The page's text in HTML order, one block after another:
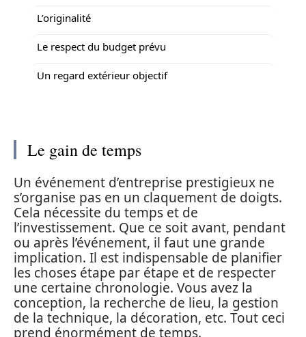
L’originalité
Le respect du budget prévu
Un regard extérieur objectif
Le gain de temps
Un événement d’entreprise prestigieux ne
s’organise pas en un claquement de doigts.
Cela nécessite du temps et de
l’investissement. Que ce soit avant, pendant
ou après l’événement, il faut une grande
implication. Il est indispensable de planifier
les choses étape par étape et de respecter
une certaine chronologie. Vous avez la
conception, la recherche de lieu, la gestion
de la technique, la décoration, etc. Tout ceci
prend énormément de temps.